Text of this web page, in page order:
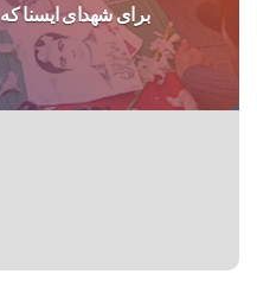
برای شهدای ایسنا که ۱۹ سال قبل پر کشیدند